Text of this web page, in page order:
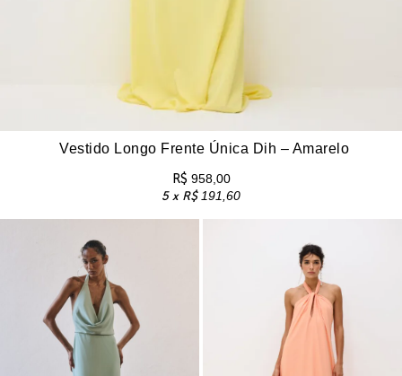
Vestido Longo Frente Única Dih – Amarelo
R$ 958,00
5 x R$191,60